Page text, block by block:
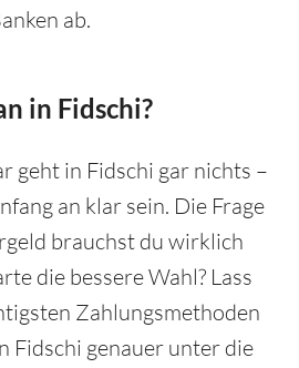
ab.
in Fidschi?
geht in Fidschi gar nichts –
an klar sein. Die Frage
brauchst du wirklich
die bessere Wahl? Lass
Zahlungsmethoden
Fidschi genauer unter die